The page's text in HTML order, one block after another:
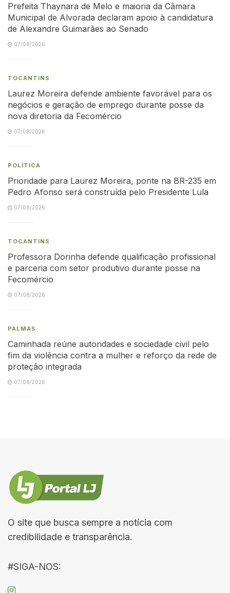
Prefeita Thaynara de Melo e maioria da Câmara
Municipal de Alvorada declaram apoio à candidatura
de Alexandre Guimarães ao Senado
07/08/2026
TOCANTINS
Laurez Moreira defende ambiente favorável para os
negócios e geração de emprego durante posse da
nova diretoria da Fecomércio
07/08/2026
POLÍTICA
Prioridade para Laurez Moreira, ponte na BR-235 em
Pedro Afonso será construída pelo Presidente Lula
07/08/2026
TOCANTINS
Professora Dorinha defende qualificação profissional
e parceria com setor produtivo durante posse na
Fecomércio
07/08/2026
PALMAS
Caminhada reúne autoridades e sociedade civil pelo
fim da violência contra a mulher e reforço da rede de
proteção integrada
07/08/2026
O site que busca sempre a notícia com
credibilidade e transparência.
#SIGA-NOS: